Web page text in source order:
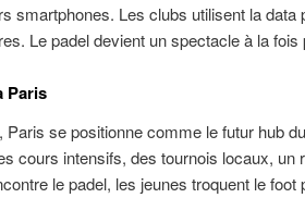
smartphones. Les clubs utilisent la data
Le padel devient un spectacle à la
Paris
Paris se positionne comme le futur hub
cours intensifs, des tournois locaux, un
le padel, les jeunes troquent le